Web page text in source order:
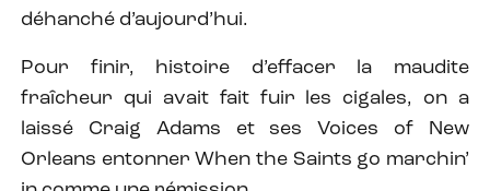
déhanché d’aujourd’hui.
Pour finir, histoire d’effacer la maudite
fraîcheur qui avait fait fuir les cigales, on a
laissé Craig Adams et ses Voices of New
Orleans entonner When the Saints go marchin’